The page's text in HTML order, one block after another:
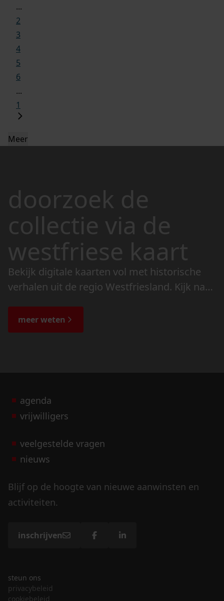
...
2
3
4
5
6
...
1
Meer
doorzoek de
collectie via de
westfriese kaart
Bekijk digitale kaarten vol met historische
verhalen uit de regio Westfriesland. Kijk naar
de bijzondere verhalen.
meer weten
agenda
vrijwilligers
veelgestelde vragen
nieuws
Blijf op de hoogte van nieuwe aanwinsten en
activiteiten.
inschrijven
steun ons
privacybeleid
cookiebeleid